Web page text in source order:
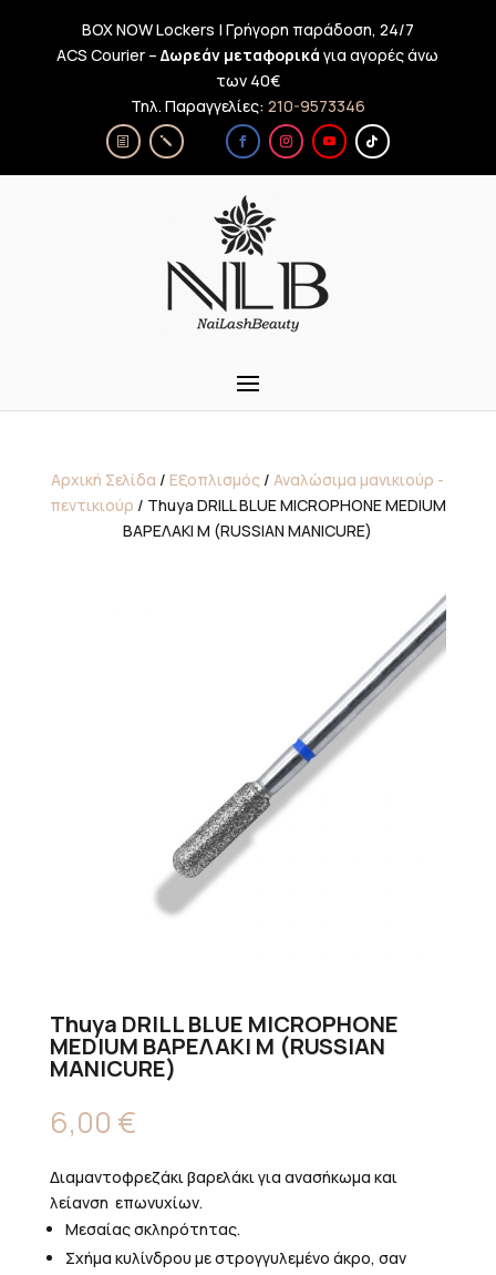
BOX NOW Lockers | Γρήγορη παράδοση, 24/7
ACS Courier –Δωρεάν μεταφορικά για αγορές άνω
των 40€
Τηλ. Παραγγελίες: 210-9573346
Αρχική Σελίδα / Εξοπλισμός /Αναλώσιμα μανικιούρ -
πεντικιούρ / Thuya DRILL BLUE MICROPHONE MEDIUM
ΒΑΡΕΛΑΚΙ Μ (RUSSIAN MANICURE)
Thuya DRILL BLUE MICROPHONE
MEDIUM ΒΑΡΕΛΑΚΙ Μ (RUSSIAN
MANICURE)
6,00 €
Διαμαντοφρεζάκι βαρελάκι για ανασήκωμα και
λείανση επωνυχίων.
Μεσαίας σκληρότητας.
Σχήμα κυλίνδρου με στρογγυλεμένο άκρο, σαν